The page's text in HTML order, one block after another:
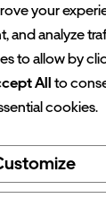
km
your
and analyze
to allow by
All to
cookies.